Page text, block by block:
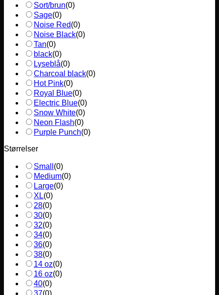
Sort/brun(0)
Sage(0)
Noise Red(0)
Noise Black(0)
Tan(0)
black(0)
Lyseblå(0)
Charcoal black(0)
Hot Pink(0)
Royal Blue(0)
Electric Blue(0)
Snow White(0)
Neon Flash(0)
Purple Punch(0)
Størrelser
Small (0)
Medium(0)
Large(0)
XL(0)
28(0)
30(0)
32(0)
34(0)
36(0)
38(0)
14 oz(0)
16 oz(0)
40(0)
37(0)